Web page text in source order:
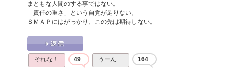
まともな人間のする事ではない。
「責任の重さ」という自覚が足りない。
ＳＭＡＰにはがっかり、この先は期待しない。
それな！ 49 うーん… 164